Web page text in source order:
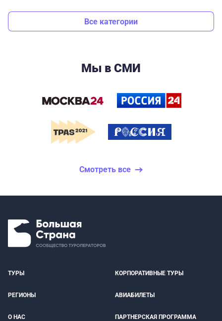
Все категории
Мы в СМИ
Смотреть все
ТУРЫ КОРПОРАТИВНЫЕ ТУРЫ
РЕГИОНЫ АВИАБИЛЕТЫ
О НАС ПАРТНЕРСКАЯ ПРОГРАММА